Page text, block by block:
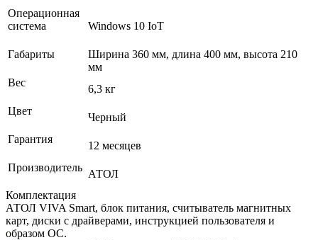
Операционная
система
Windows 10 IoT
Габариты
Ширина 360 мм, длина 400 мм, высота 210
мм
Вес
6,3 кг
Цвет
Черный
Гарантия
12 месяцев
Производитель
АТОЛ
Комплектация
АТОЛ VIVA Smart, блок питания, считыватель магнитных
карт, диски с драйверами, инструкцией пользователя и
образом ОС.